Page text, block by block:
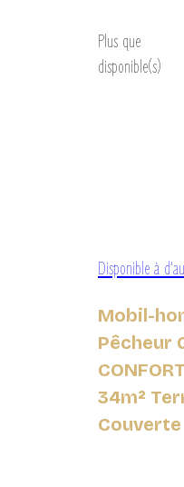
Plus que
disponible(s)
Disponible à
Mobil-
Pêcheur
34m²
Couverte